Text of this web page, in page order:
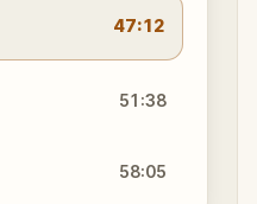
47:12
51:38
58:05